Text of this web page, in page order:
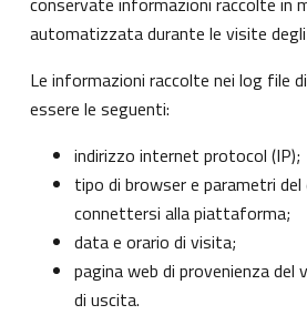
automatizzata durante le visite
Le informazioni raccolte nei log file
essere le seguenti:
indirizzo internet protocol (IP);
tipo di browser e parametri
connettersi alla piattaforma;
data e orario di visita;
pagina web di provenienza del
di uscita.